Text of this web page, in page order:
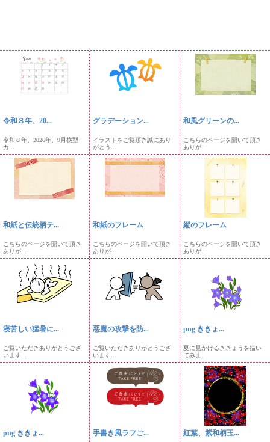
令和８年、20...
令和８年、2026年、9月横型
カ...
グラデーション...
イラストをご覧頂き誠にあり
がとう...
和風グリーンの...
こちらのページを開いて頂き
ありが...
和紙と伝統柄テ...
こちらのページを開いて頂き
ありが...
和紙のフレーム
こちらのページを開いて頂き
ありが...
縦のフレーム
こちらのページを開いて頂き
ありが...
寝苦しい猛暑に...
ご覧いただきありがとうござ
います...
悪魔の攻撃を防...
ご覧いただきありがとうござ
います...
png ききょ...
夏に見かけるききょうを描い
てみま...
png ききょ... 手書き風ラフご... 紅葉、紫和柄玉...